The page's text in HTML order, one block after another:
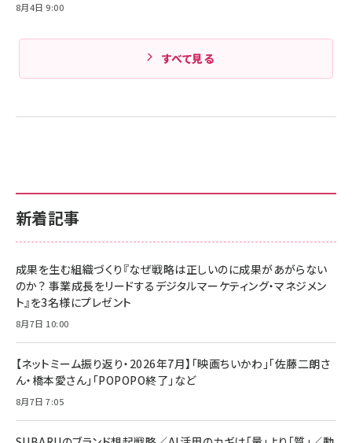
新着記事
成果を生む組織づくり『なぜ戦略は正しいのに成果があがらない
のか？ 事業成長をリードするデジタルマーケティング・マネジメン
ト』を3名様にプレゼント
8月7日 10:00
【ネットミーム振り返り・2026年7月】「映画ちいかわ」「佐藤二朗さ
ん・橋本愛さん」「POPOPO終了」など
8月7日 7:05
8月4日 9:00
すべて見る